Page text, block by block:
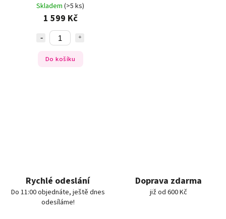
Skladem (>5 ks)
1 599 Kč
Do košíku
Rychlé odeslání
Do 11:00 objednáte, ještě dnes
odesíláme!
Doprava zdarma
již od 600 Kč